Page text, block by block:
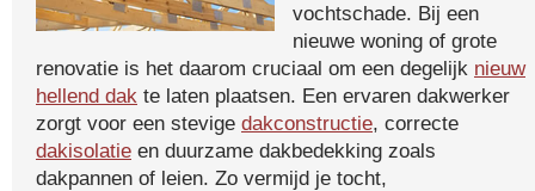
vochtschade. Bij een
nieuwe woning of grote
renovatie is het daarom cruciaal om een degelijk nieuw
hellend dak te laten plaatsen. Een ervaren dakwerker
zorgt voor een stevige dakconstructie, correcte
dakisolatie en duurzame dakbedekking zoals
dakpannen of leien. Zo vermijd je tocht,